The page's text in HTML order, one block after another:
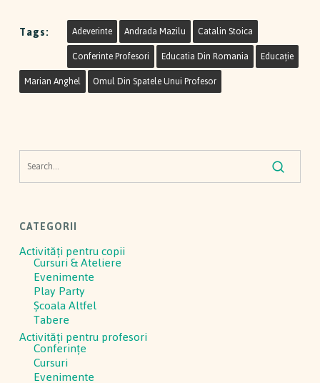
Tags: Adeverinte Andrada Mazilu
Catalin Stoica
Conferinte Profesori
Educatia Din Romania
Educație
Marian Anghel
Omul Din Spatele Unui Profesor
CATEGORII
Activităţi pentru copii
Cursuri & Ateliere
Evenimente
Play Party
Școala Altfel
Tabere
Activităţi pentru profesori
Conferinţe
Cursuri
Evenimente